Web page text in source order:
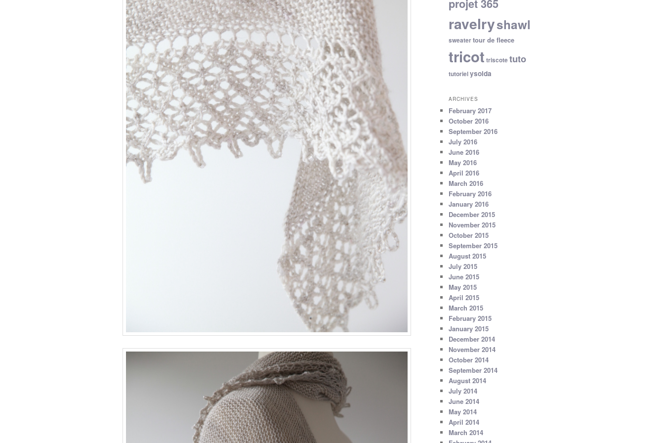
projet 365
ravelryshawl
sweatertour de fleece
tricot triscote tuto
tutorielysolda
ARCHIVES
February 2017
October 2016
September 2016
July 2016
June 2016
May 2016
April 2016
March 2016
February 2016
January 2016
December 2015
November 2015
October 2015
September 2015
August 2015
July 2015
June 2015
May 2015
April 2015
March 2015
February 2015
January 2015
December 2014
November 2014
October 2014
September 2014
August 2014
July 2014
June 2014
May 2014
April 2014
March 2014